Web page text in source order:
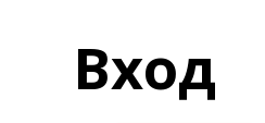
Расинг — Валенсия
Вход